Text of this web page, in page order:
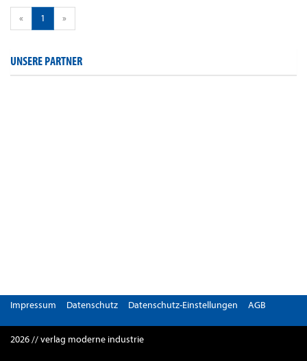
« 1 »
UNSERE PARTNER
Impressum Datenschutz Datenschutz-Einstellungen AGB
2026 // verlag moderne industrie